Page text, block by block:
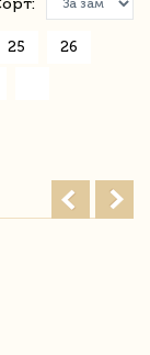
25 26